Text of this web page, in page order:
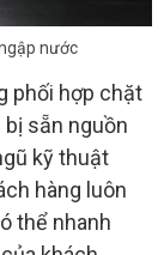
nước
phối hợp chặt
bị sẵn nguồn
kỹ thuật
hàng luôn
thể nhanh